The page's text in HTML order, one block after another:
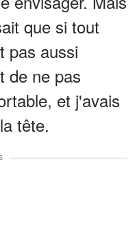
que si tout
pas aussi
de ne pas
et j'avais
tête.